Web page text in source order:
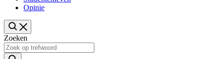
Opinie
Zoeken